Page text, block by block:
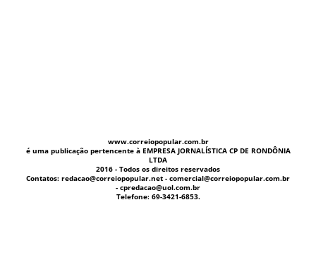
www.correiopopular.com.br
é uma publicação pertencente à EMPRESA JORNALÍSTICA CP DE RONDÔNIA
LTDA
2016 - Todos os direitos reservados
Contatos: redacao@correiopopular.net - comercial@correiopopular.com.br
- cpredacao@uol.com.br
Telefone: 69-3421-6853.